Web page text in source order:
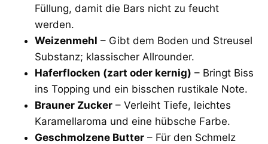
Füllung, damit die Bars nicht zu feucht
werden.
Weizenmehl – Gibt dem Boden und Streusel
Substanz; klassischer Allrounder.
Haferflocken (zart oder kernig) – Bringt Biss
ins Topping und ein bisschen rustikale Note.
Brauner Zucker – Verleiht Tiefe, leichtes
Karamellaroma und eine hübsche Farbe.
Geschmolzene Butter – Für den Schmelz